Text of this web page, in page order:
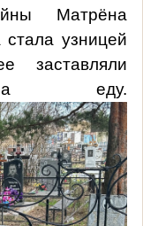
Матрёна
узницей
заставляли
за еду.